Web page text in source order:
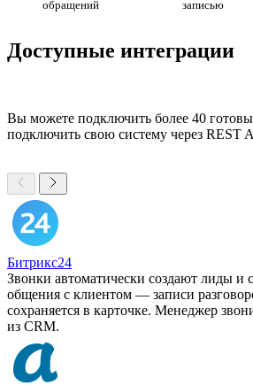
обращений записью
Доступные интеграции
Вы можете подключить более 40
подключить свою систему через REST
Битрикс24
Звонки автоматически создают лиды и
общения с клиентом — записи
сохраняется в карточке. Менеджер
из CRM.